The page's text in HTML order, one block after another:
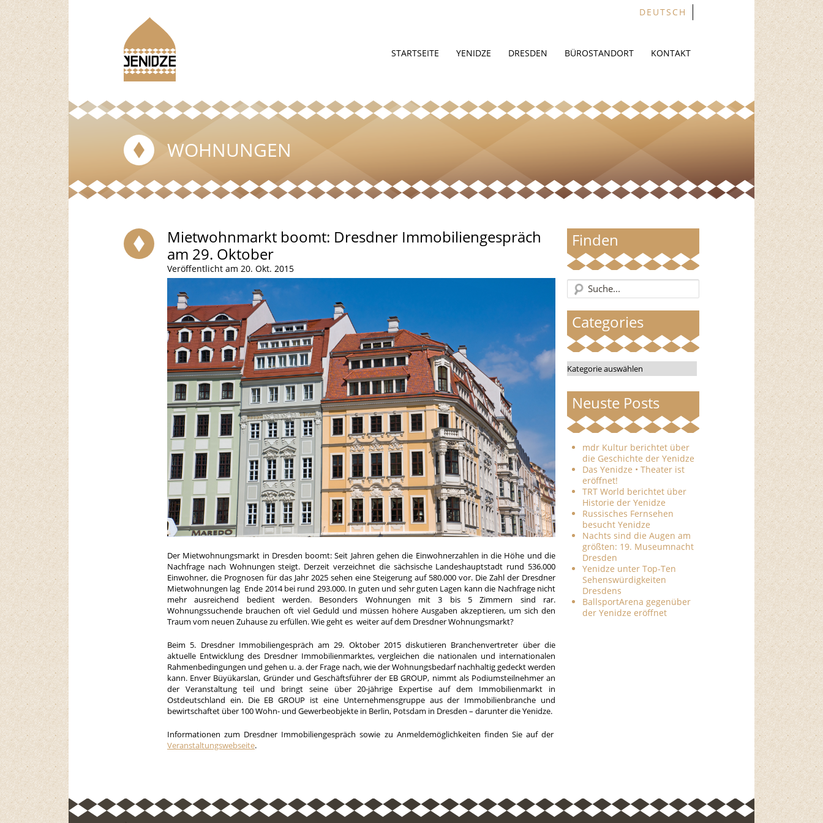
DEUTSCH
STARTSEITE YENIDZE DRESDEN BÜROSTANDORT KONTAKT
WOHNUNGEN
Mietwohnmarkt boomt: Dresdner Immobiliengespräch
am 29. Oktober
Veröffentlicht am 20. Okt. 2015
Der Mietwohnungsmarkt in Dresden boomt: Seit Jahren gehen die Einwohnerzahlen in die Höhe und die
Nachfrage nach Wohnungen steigt. Derzeit verzeichnet die sächsische Landeshauptstadt rund 536.000
Einwohner, die Prognosen für das Jahr 2025 sehen eine Steigerung auf 580.000 vor. Die Zahl der Dresdner
Mietwohnungen lag Ende 2014 bei rund 293.000. In guten und sehr guten Lagen kann die Nachfrage nicht
mehr ausreichend bedient werden. Besonders Wohnungen mit 3 bis 5 Zimmern sind rar.
Wohnungssuchende brauchen oft viel Geduld und müssen höhere Ausgaben akzeptieren, um sich den
Traum vom neuen Zuhause zu erfüllen. Wie geht es weiter auf dem Dresdner Wohnungsmarkt?
Beim 5. Dresdner Immobiliengespräch am 29. Oktober 2015 diskutieren Branchenvertreter über die
aktuelle Entwicklung des Dresdner Immobilienmarktes, vergleichen die nationalen und internationalen
Rahmenbedingungen und gehen u. a. der Frage nach, wie der Wohnungsbedarf nachhaltig gedeckt werden
kann. Enver Büyükarslan, Gründer und Geschäftsführer der EB GROUP, nimmt als Podiumsteilnehmer an
der Veranstaltung teil und bringt seine über 20-jährige Expertise auf dem Immobilienmarkt in
Ostdeutschland ein. Die EB GROUP ist eine Unternehmensgruppe aus der Immobilienbranche und
bewirtschaftet über 100 Wohn- und Gewerbeobjekte in Berlin, Potsdam in Dresden – darunter die Yenidze.
Informationen zum Dresdner Immobiliengespräch sowie zu Anmeldemöglichkeiten finden Sie auf der
Veranstaltungswebseite.
Finden
Categories
Categories
Neuste Posts
mdr Kultur berichtet über
die Geschichte der Yenidze
Das Yenidze • Theater ist
eröffnet!
TRT World berichtet über
Historie der Yenidze
Russisches Fernsehen
besucht Yenidze
Nachts sind die Augen am
größten: 19. Museumnacht
Dresden
Yenidze unter Top-Ten
Sehenswürdigkeiten
Dresdens
BallsportArena gegenüber
der Yenidze eröffnet